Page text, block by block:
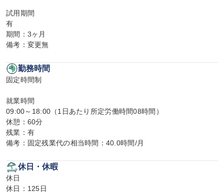
試用期間
有
期間：3ヶ月
備考：変更無
勤務時間
固定時間制
就業時間
09:00～18:00（1日あたり所定労働時間08時間）
休憩：60分
残業：有
備考：固定残業代の相当時間：40.0時間/月
休日・休暇
休日
休日：125日